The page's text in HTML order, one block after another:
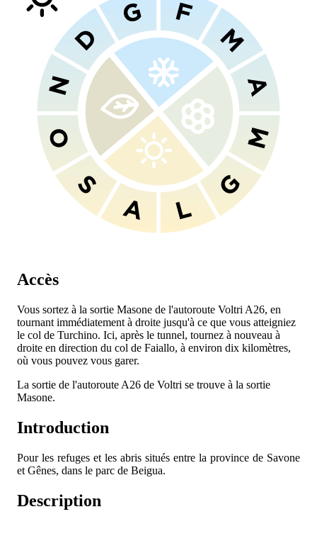
Accès
Vous sortez à la sortie Masone de l'autoroute Voltri A26, en
tournant immédiatement à droite jusqu'à ce que vous atteigniez
le col de Turchino. Ici, après le tunnel, tournez à nouveau à
droite en direction du col de Faiallo, à environ dix kilomètres,
où vous pouvez vous garer.
La sortie de l'autoroute A26 de Voltri se trouve à la sortie
Masone.
Introduction
Pour les refuges et les abris situés entre la province de Savone
et Gênes, dans le parc de Beigua.
Description